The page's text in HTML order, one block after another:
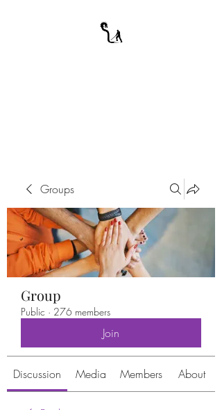
Groups
Group
Public · 276 members
Join
Discussion Media Members About